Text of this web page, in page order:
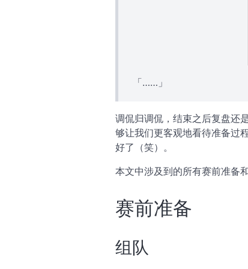
「……」
调侃归调侃，结束之后复盘还
够让我们更客观地看待准备过
好了（笑）。
本文中涉及到的所有赛前准备
赛前准备
组队